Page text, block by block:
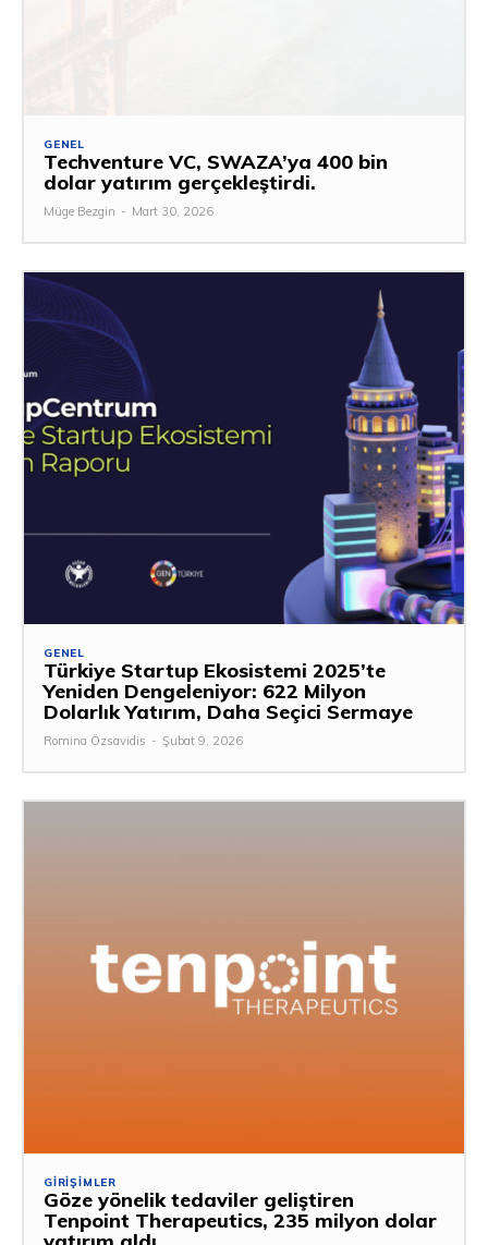
GENEL
Techventure VC, SWAZA’ya 400 bin
dolar yatırım gerçekleştirdi.
Müge Bezgin - Mart 30, 2026
GENEL
Türkiye Startup Ekosistemi 2025’te
Yeniden Dengeleniyor: 622 Milyon
Dolarlık Yatırım, Daha Seçici Sermaye
Romina Özsavidis - Şubat 9, 2026
GIRIŞIMLER
Göze yönelik tedaviler geliştiren
Tenpoint Therapeutics, 235 milyon dolar